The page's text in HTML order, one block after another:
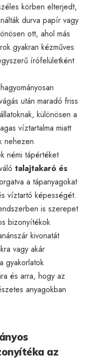
körben elterjedt,
durva papír vagy
ott, ahol más
gyakran kézműves
írófelületként
után maradó friss
különösen a
víztartalma miatt
nehezen
némi tápértéket
talajtakaró és
a tápanyagokat
víztartó képességét.
is szerepet
bizonyítékok
kivonatát
vagy akár
gyakorlatok
és arra, hogy az
anyagokban
az